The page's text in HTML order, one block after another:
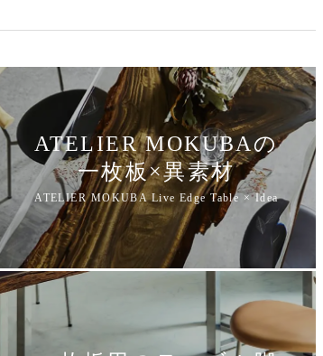
ATELIER MOKUBAの
一枚板×異素材